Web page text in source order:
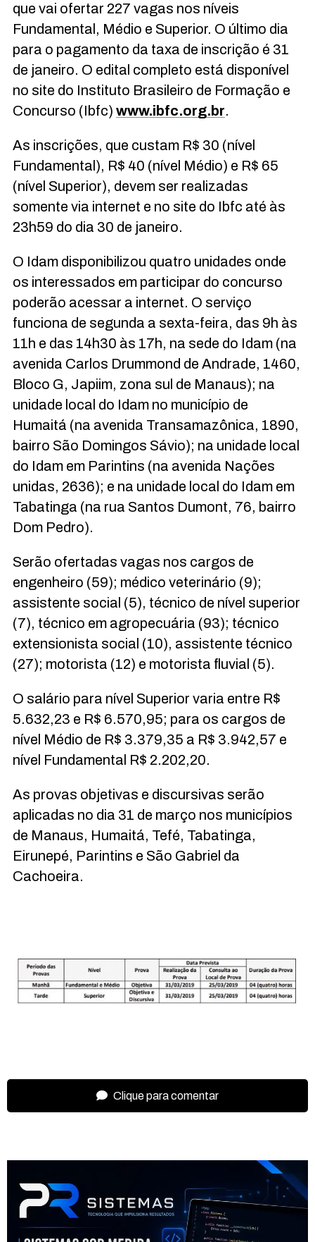
que vai ofertar 227 vagas nos níveis
Fundamental, Médio e Superior. O último dia
para o pagamento da taxa de inscrição é 31
de janeiro. O edital completo está disponível
no site do Instituto Brasileiro de Formação e
Concurso (Ibfc) www.ibfc.org.br.
As inscrições, que custam R$ 30 (nível
Fundamental), R$ 40 (nível Médio) e R$ 65
(nível Superior), devem ser realizadas
somente via internet e no site do Ibfc até às
23h59 do dia 30 de janeiro.
O Idam disponibilizou quatro unidades onde
os interessados em participar do concurso
poderão acessar a internet. O serviço
funciona de segunda a sexta-feira, das 9h às
11h e das 14h30 às 17h, na sede do Idam (na
avenida Carlos Drummond de Andrade, 1460,
Bloco G, Japiim, zona sul de Manaus); na
unidade local do Idam no município de
Humaitá (na avenida Transamazônica, 1890,
bairro São Domingos Sávio); na unidade local
do Idam em Parintins (na avenida Nações
unidas, 2636); e na unidade local do Idam em
Tabatinga (na rua Santos Dumont, 76, bairro
Dom Pedro).
Serão ofertadas vagas nos cargos de
engenheiro (59); médico veterinário (9);
assistente social (5), técnico de nível superior
(7), técnico em agropecuária (93); técnico
extensionista social (10), assistente técnico
(27); motorista (12) e motorista fluvial (5).
O salário para nível Superior varia entre R$
5.632,23 e R$ 6.570,95; para os cargos de
nível Médio de R$ 3.379,35 a R$ 3.942,57 e
nível Fundamental R$ 2.202,20.
As provas objetivas e discursivas serão
aplicadas no dia 31 de março nos municípios
de Manaus, Humaitá, Tefé, Tabatinga,
Eirunepé, Parintins e São Gabriel da
Cachoeira.
Clique para comentar